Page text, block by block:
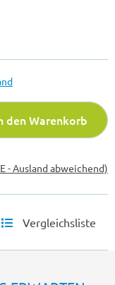
den Warenkorb
- Ausland abweichend)
Vergleichsliste